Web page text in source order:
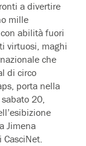
a divertire
mille
abilità fuori
virtuosi, maghi
che
di circo
porta nella
20,
Jimena